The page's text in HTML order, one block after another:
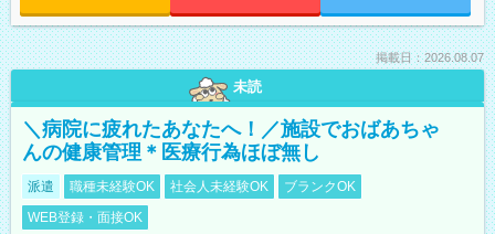
掲載日：2026.08.07
未読
＼病院に疲れたあなたへ！／施設でおばあちゃ
んの健康管理＊医療行為ほぼ無し
派遣 職種未経験OK 社会人未経験OK
ブランクOK
WEB登録・面接OK